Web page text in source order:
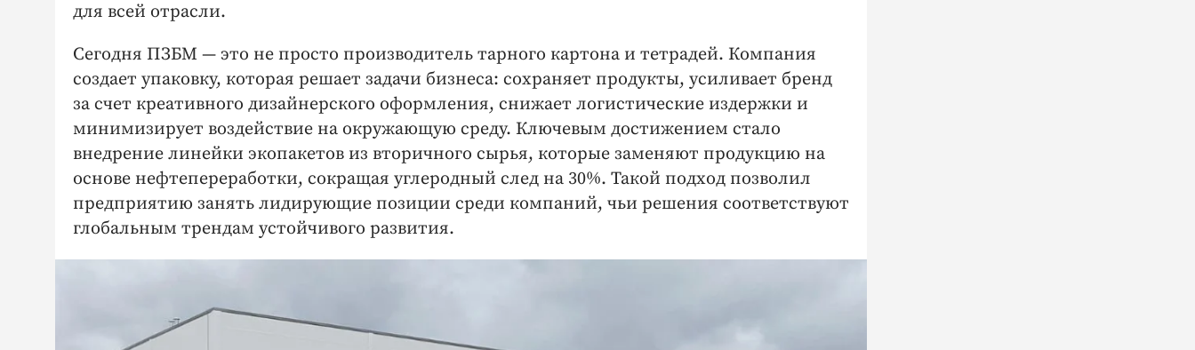
для всей отрасли.
Сегодня ПЗБМ — это не просто производитель тарного картона и тетрадей. Компания
создает упаковку, которая решает задачи бизнеса: сохраняет продукты, усиливает бренд
за счет креативного дизайнерского оформления, снижает логистические издержки и
минимизирует воздействие на окружающую среду. Ключевым достижением стало
внедрение линейки экопакетов из вторичного сырья, которые заменяют продукцию на
основе нефтепереработки, сокращая углеродный след на 30%. Такой подход позволил
предприятию занять лидирующие позиции среди компаний, чьи решения соответствуют
глобальным трендам устойчивого развития.